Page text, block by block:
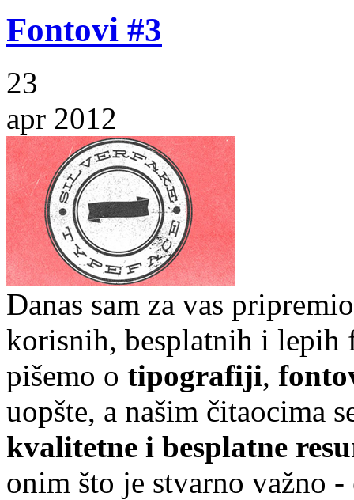
Fontovi #3
23
apr 2012
Danas sam za vas
korisnih, besplatnih i lepih
pišemo o tipografiji,
uopšte, a našim čitaocima
kvalitetne i besplatne
onim što je stvarno važno -